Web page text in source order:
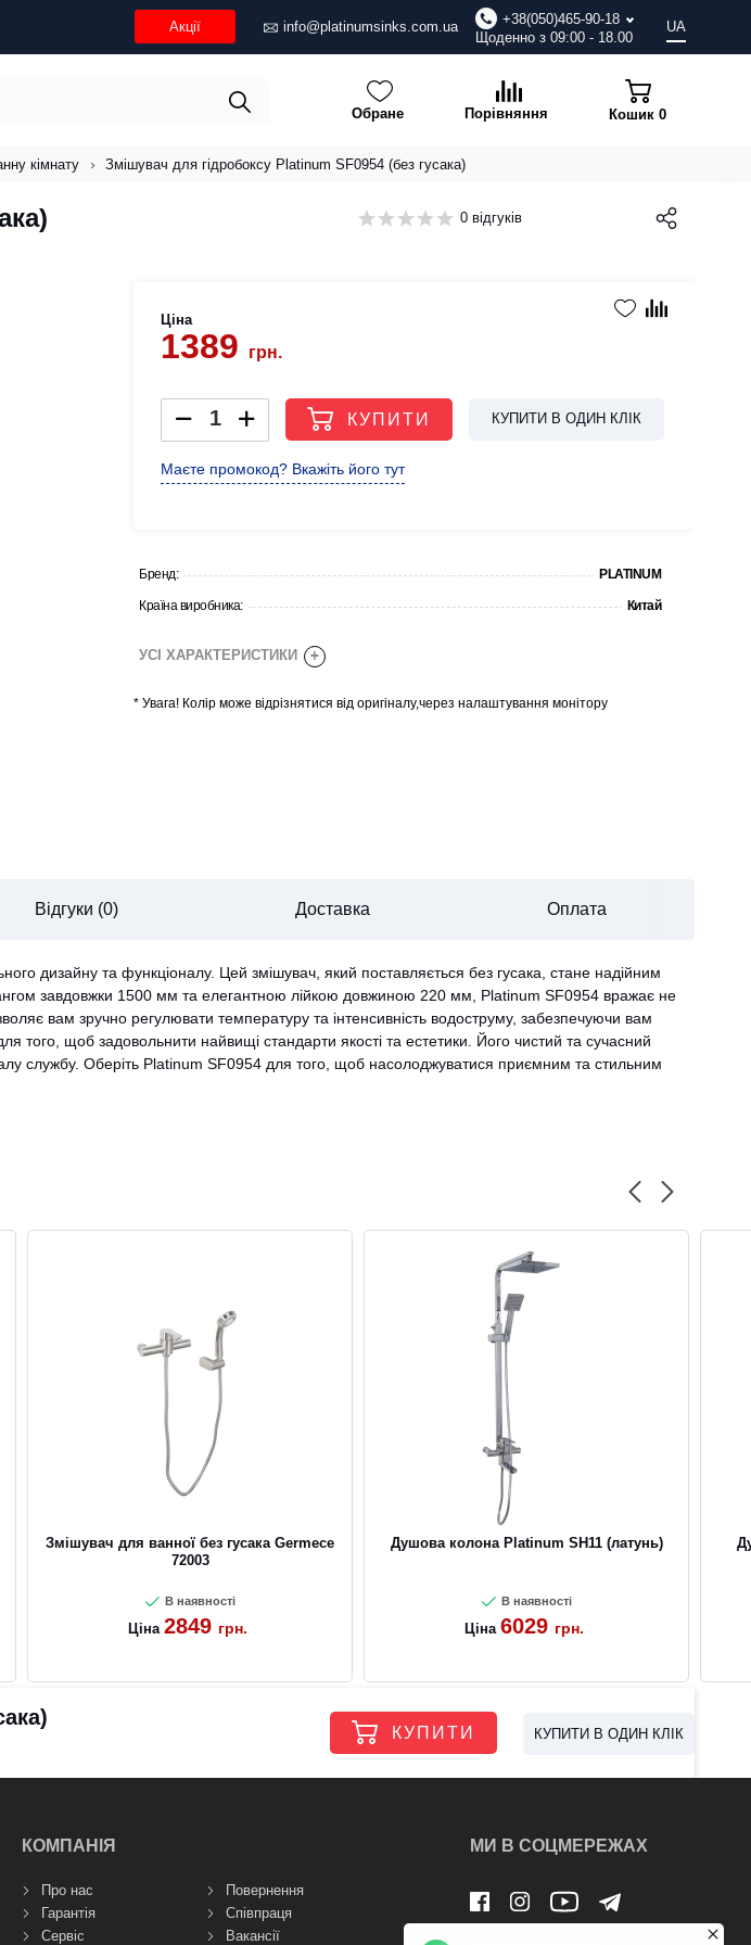
Акції info@platinumsinks.com.ua
+38(050)465-90-18
Щоденно з 09:00 - 18.00
UA
Обране Порівняння Кошик 0
кімнату Змішувач для гідробоксу Platinum SF0954 (без гусака)
0 відгуків
Ціна
1389 грн.
КУПИТИ КУПИТИ В ОДИН КЛІК
Маєте промокод? Вкажіть його тут
Бренд: PLATINUM
Країна виробника: Китай
УСІ ХАРАКТЕРИСТИКИ +
*Увага! Колір може відрізнятися від оригіналу,через налаштування монітору
Відгуки (0) Доставка Оплата
дизайну та функціоналу. Цей змішувач, який поставляється без гусака, стане надійним
завдовжки 1500 мм та елегантною лійкою довжиною 220 мм, Platinum SF0954 вражає не
вам зручно регулювати температуру та інтенсивність водоструму, забезпечуючи вам
щоб задовольнити найвищі стандарти якості та естетики. Його чистий та сучасний
службу. Оберіть Platinum SF0954 для того, щоб насолоджуватися приємним та стильним
Змішувач для ванної без гусака Germece
72003
В наявності
Ціна 2849 грн.
Душова колона Platinum SH11 (латунь)
В наявності
Ціна 6029 грн.
КУПИТИ КУПИТИ В ОДИН КЛІК
КОМПАНІЯ
Про нас
Гарантія
Сервіс
Повернення
Співпраця
Вакансії
МИ В СОЦМЕРЕЖАХ
OK
CANCEL